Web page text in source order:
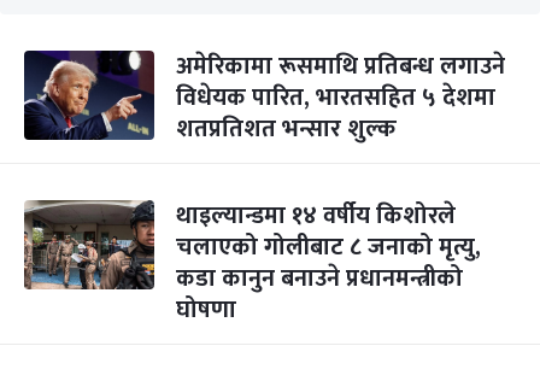
अमेरिकामा रूसमाथि प्रतिबन्ध लगाउने
विधेयक पारित, भारतसहित ५ देशमा
शतप्रतिशत भन्सार शुल्क
थाइल्यान्डमा १४ वर्षीय किशोरले
चलाएको गोलीबाट ८ जनाको मृत्यु,
कडा कानुन बनाउने प्रधानमन्त्रीको
घोषणा